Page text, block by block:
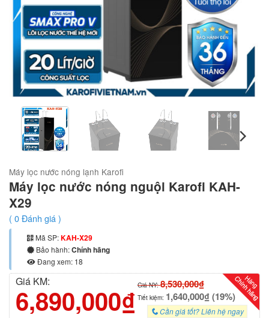
Máy lọc nước nóng lạnh Karofi
Máy lọc nước nóng nguội Karofi KAH-
X29
( 0Đánh giá )
Mã SP:KAH-X29
Bảo hành:Chính hãng
Đang xem: 18
Giá KM:
6,890,000₫ Giá NY:8,530,000₫
Tiết kiệm: 1,640,000₫ (19%)
Cần giá tốt? Liên hệ ngay